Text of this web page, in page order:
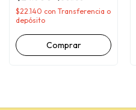
$22.140 con Transferencia o
depósito
Comprar